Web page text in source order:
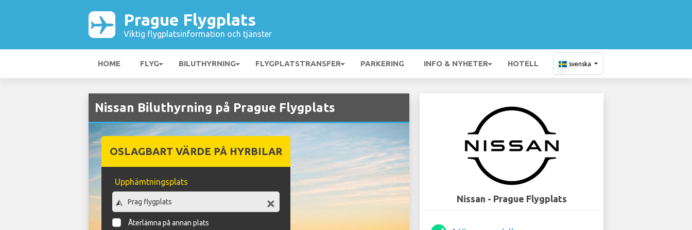
Prague Flygplats
Viktig flygplatsinformation och tjänster
HOME FLYG BILUTHYRNING FLYGPLATSTRANSFER PARKERING INFO & NYHETER HOTELL svenska
Nissan Biluthyrning på Prague Flygplats
OSLAGBART VÄRDE PÅ HYRBILAR
Upphämtningsplats
Återlämna på annan plats
Nissan - Prague Flygplats